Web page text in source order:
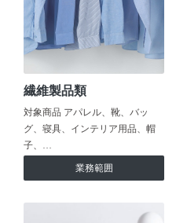
繊維製品類
対象商品 アパレル、靴、バッ
グ、寝具、インテリア用品、帽
子、…
業務範囲